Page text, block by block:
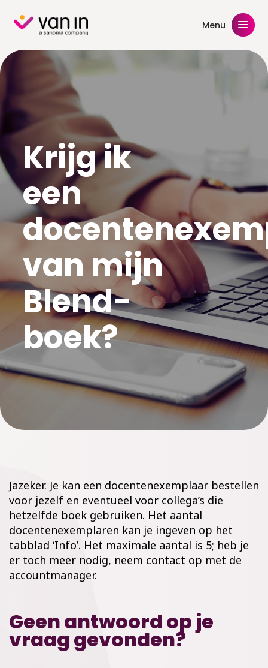
content Menu
Krijg ik
een
van mijn
Blend-
boek?
Jazeker. Je kan een docentenexemplaar bestellen
voor jezelf en eventueel voor collega’s die
hetzelfde boek gebruiken. Het aantal
docentenexemplaren kan je ingeven op het
tabblad ‘Info’. Het maximale aantal is 5; heb je
er toch meer nodig, neem contact op met de
accountmanager.
Geen antwoord op je
vraag gevonden?